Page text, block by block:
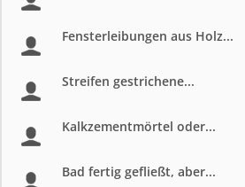
Fensterleibungen aus Holz...
Streifen gestrichene...
Kalkzementmörtel oder...
Bad fertig gefließt, aber...